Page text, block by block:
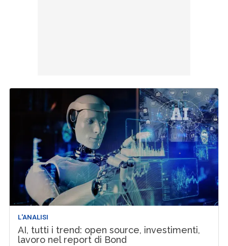
L'ANALISI
AI, tutti i trend: open source, investimenti,
lavoro nel report di Bond